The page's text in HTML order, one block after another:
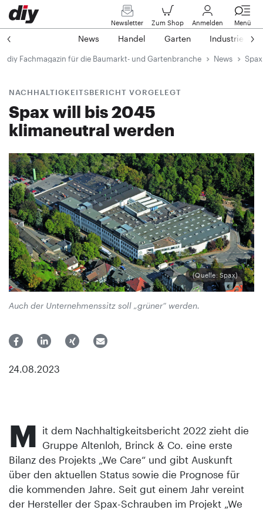
Newsletter Zum Shop Anmelden Menü
News Handel Garten Industrie
diy Fachmagazin für die Baumarkt- und Gartenbranche News
NACHHALTIGKEITSBERICHT VORGELEGT
Spax will bis 2045
klimaneutral werden
(Quelle: Spax)
Auch der Unternehmenssitz soll „grüner“ werden.
24.08.2023
M it dem Nachhaltigkeitsbericht 2022 zieht die
Gruppe Altenloh, Brinck & Co. eine erste
Bilanz des Projekts „We Care“ und gibt Auskunft
über den aktuellen Status sowie die Prognose für
die kommenden Jahre. Seit gut einem Jahr vereint
der Hersteller der Spax-Schrauben im Projekt „We